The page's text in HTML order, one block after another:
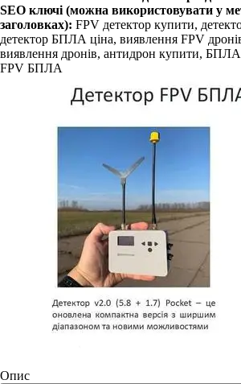
SEO ключі (можна використовувати у
заголовках): FPV детектор купити,
детектор БПЛА ціна, виявлення FPV
виявлення дронів, антидрон купити, БПЛА
FPV БПЛА
Опис